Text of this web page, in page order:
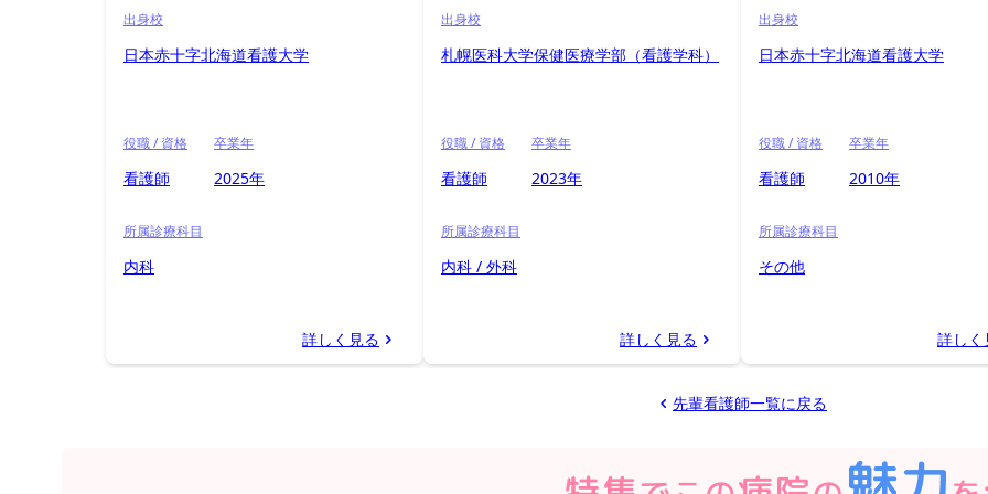
出身校
日本赤十字北海道看護大学
役職 / 資格
看護師
卒業年
2025年
所属診療科目
内科
詳しく見る
出身校
札幌医科大学保健医療学部（看護学科）
役職 / 資格
看護師
卒業年
2023年
所属診療科目
内科 / 外科
詳しく見る
出身校
日本赤十字北海道看護大学
役職 / 資格
看護師
卒業年
2010年
所属診療科目
その他
詳しく
先輩看護師一覧に戻る